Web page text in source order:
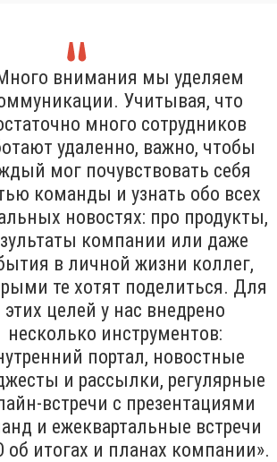
внимания мы уделяем
Учитывая, что
много сотрудников
удаленно, важно, чтобы
мог почувствовать себя
команды и узнать обо всех
новостях: про продукты,
компании или даже
в личной жизни коллег,
те хотят поделиться. Для
этих целей у нас внедрено
несколько инструментов:
портал, новостные
и рассылки, регулярные
встречи с презентациями
и ежеквартальные встречи
об итогах и планах компании».